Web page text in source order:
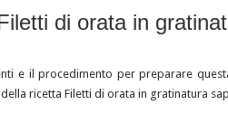
di orata in
e il procedimento per preparare
ricetta Filetti di orata in gratinatura